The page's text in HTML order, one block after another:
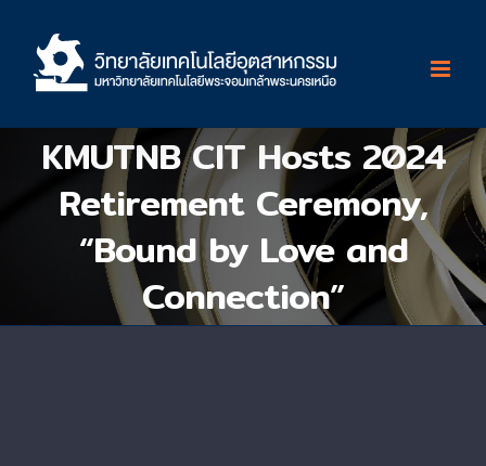
content
KMUTNB CIT Hosts 2024
Retirement Ceremony,
“Bound by Love and
Connection”